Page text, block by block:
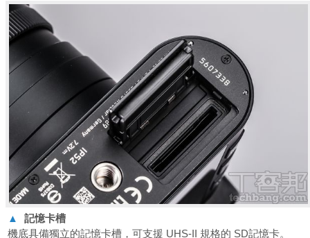
▲
記憶卡槽
機底具備獨立的記憶卡槽，可支援 UHS-II 規格的 SD記憶卡。